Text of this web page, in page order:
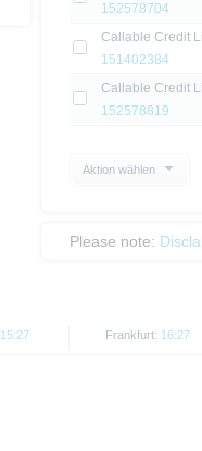
152578704
Callable Credit
151402384
Callable Credit
152578819
Aktion wählen
Please note:
15:27 Frankfurt: 16:27